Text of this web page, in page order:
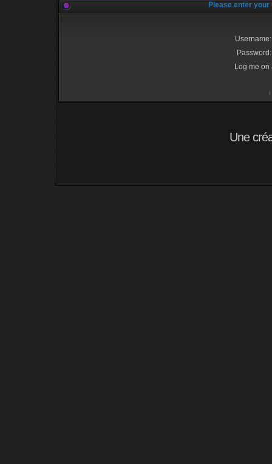
Please enter
Username:
Password:
Log me
I
Une